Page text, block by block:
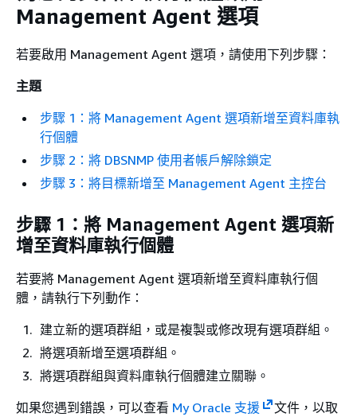
Management Agent 選項
若要啟用 Management Agent 選項，請使用下列步驟：
主題
步驟 1：將 Management Agent 選項新增至資料庫執
行個體
步驟 2：將 DBSNMP 使用者帳戶解除鎖定
步驟 3：將目標新增至 Management Agent 主控台
步驟 1：將 Management Agent 選項新
增至資料庫執行個體
若要將 Management Agent 選項新增至資料庫執行個
體，請執行下列動作：
建立新的選項群組，或是複製或修改現有選項群組。
將選項新增至選項群組。
將選項群組與資料庫執行個體建立關聯。
如果您遇到錯誤，可以查看 My Oracle 支援
文件，以取